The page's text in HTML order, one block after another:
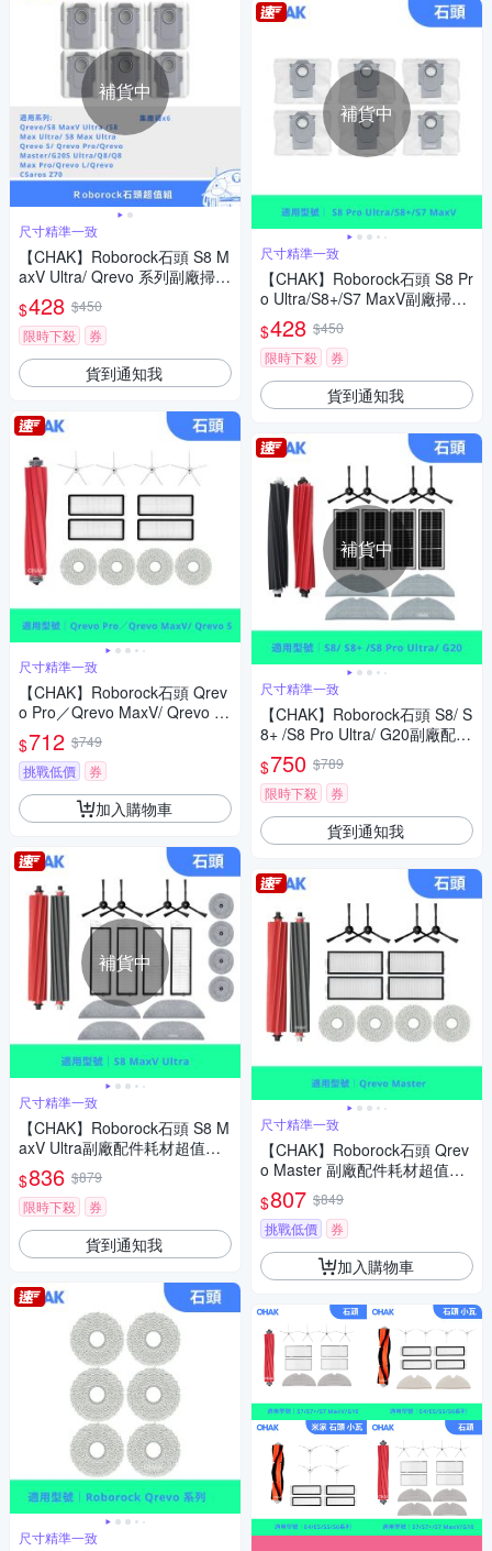
補貨中
尺寸精準一致
【CHAK】Roborock石頭 S8 M
axV Ultra/ Qrevo 系列副廠掃拖
機配件集塵袋超值組(6入組)
$428 $450
限時下殺
券
貨到通知我
尺寸精準一致
【CHAK】Roborock石頭 Qrev
o Pro／Qrevo MaxV/ Qrevo S
副廠配件耗材超值組(主刷x1 邊
刷x4 濾網x4 拖布x4)
$712 $749
挑戰低價
券
加入購物車
補貨中
尺寸精準一致
【CHAK】Roborock石頭 S8 M
axV Ultra副廠配件耗材超值組
(主刷x1 邊刷x4 濾網x4 雙震動
拖布x4 邊角圓拖x4)
$836 $879
限時下殺
券
貨到通知我
尺寸精準一致
補貨中
尺寸精準一致
【CHAK】Roborock石頭 S8 Pr
o Ultra/S8+/S7 MaxV副廠掃拖
機配件集塵袋超值組(6入組)
$428 $450
限時下殺
券
貨到通知我
補貨中
尺寸精準一致
【CHAK】Roborock石頭 S8/ S
8+ /S8 Pro Ultra/ G20副廠配件
(主刷x1 邊刷x4 活性碳濾網x4
雙震動拖布x4)
$750 $789
限時下殺
券
貨到通知我
尺寸精準一致
【CHAK】Roborock石頭 Qrev
o Master 副廠配件耗材超值組
(主刷x1 邊刷x4 濾網x4 拖布x4)
$807 $849
挑戰低價
券
加入購物車